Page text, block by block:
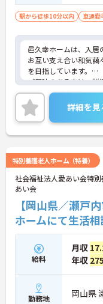
駅から徒歩10分以内 車通勤
邑久幸ホームは、入居
お互い支え合い和気藹
を目指しています。
ご興味のある方は、詳
にお問い合わせくださ
詳細を見
特別養護老人ホーム（特養）
社会福祉法人愛あい会特
あい会
【岡山県／瀬戸
ホームにて生活
給料
月収
年収
勤務地 岡山県